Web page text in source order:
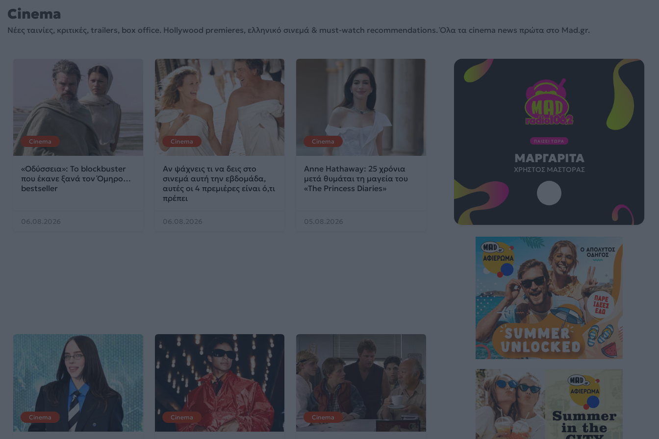
Cinema
Νέες ταινίες, κριτικές, trailers, box office. Hollywood premieres, ελληνικό σινεμά & must-watch recommendations. Όλα τα cinema news πρώτα στο Mad.gr.
Cinema
«Οδύσσεια»: Το blockbuster
που έκανε ξανά τον Όμηρο…
bestseller
06.08.2026
Cinema
Αν ψάχνεις τι να δεις στο
σινεμά αυτή την εβδομάδα,
αυτές οι 4 πρεμιέρες είναι ό,τι
πρέπει
06.08.2026
Cinema
Anne Hathaway: 25 χρόνια
μετά θυμάται τη μαγεία του
«The Princess Diaries»
05.08.2026
Cinema Cinema Cinema
ΠΑΙΖΕΙ ΤΩΡΑ
ΜΑΡΓΑΡΊΤΑ
ΧΡΉΣΤΟΣ ΜΆΣΤΟΡΑΣ